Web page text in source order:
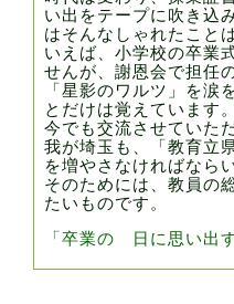
い出をテープに吹き込
はそんなしゃれたこと
いえば、小学校の卒業
せんが、謝恩会で担任
「星影のワルツ」を涙
とだけは覚えています
今でも交流させていた
我が埼玉も、「教育立
を増やさなければなら
そのためには、教員の
たいものです。
「卒業の 日に思い出